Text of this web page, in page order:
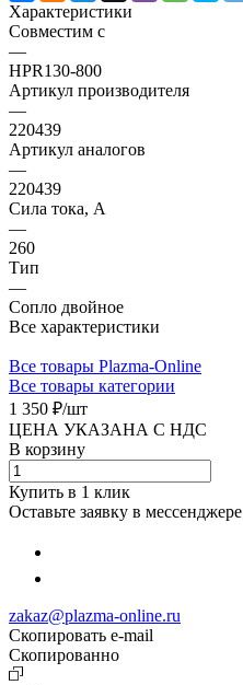
Характеристики
Совместим с
—
HPR130-800
Артикул производителя
—
220439
Артикул аналогов
—
220439
Сила тока, А
—
260
Тип
—
Сопло двойное
Все характеристики
Все товары Plazma-Online
Все товары категории
1 350 ₽/шт
ЦЕНА УКАЗАНА С НДС
В корзину
Купить в 1 клик
Оставьте заявку в мессенджере
zakaz@plazma-online.ru
Скопировать e-mail
Cкопированно